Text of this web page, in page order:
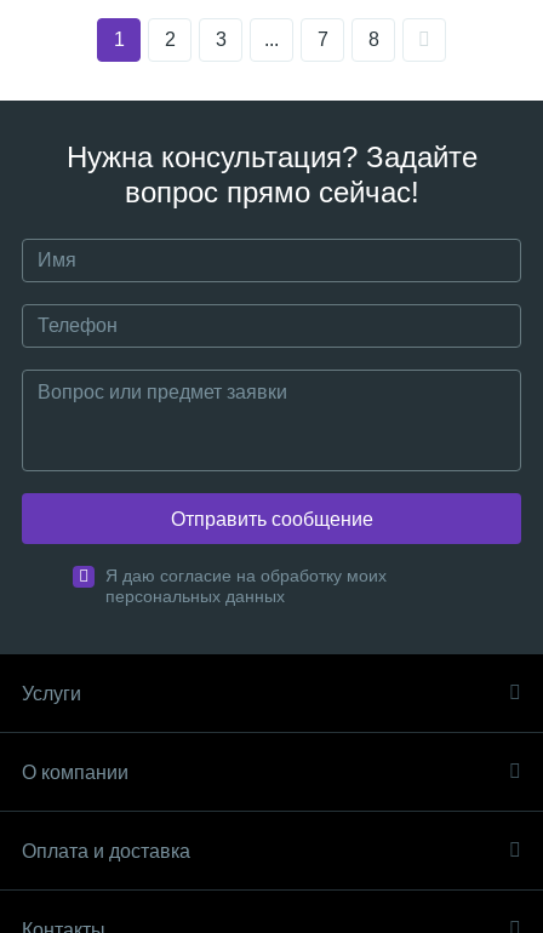
1 2 3 ... 7 8
Нужна консультация? Задайте
вопрос прямо сейчас!
Отправить сообщение
Я даю согласие на обработку моих
персональных данных
Услуги
О компании
Оплата и доставка